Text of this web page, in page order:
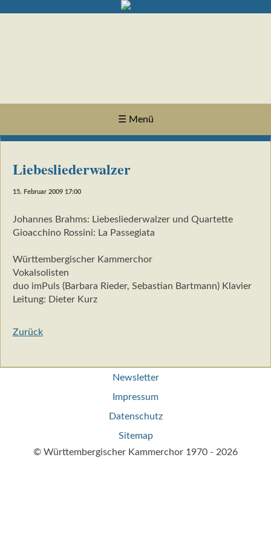
☰ Menü
Liebesliederwalzer
15. Februar 2009 17:00
Johannes Brahms: Liebesliederwalzer und Quartette
Gioacchino Rossini: La Passegiata
Württembergischer Kammerchor
Vokalsolisten
duo imPuls (Barbara Rieder, Sebastian Bartmann) Klavier
Leitung: Dieter Kurz
Zurück
Newsletter
Impressum
Datenschutz
Sitemap
© Württembergischer Kammerchor 1970 - 2026